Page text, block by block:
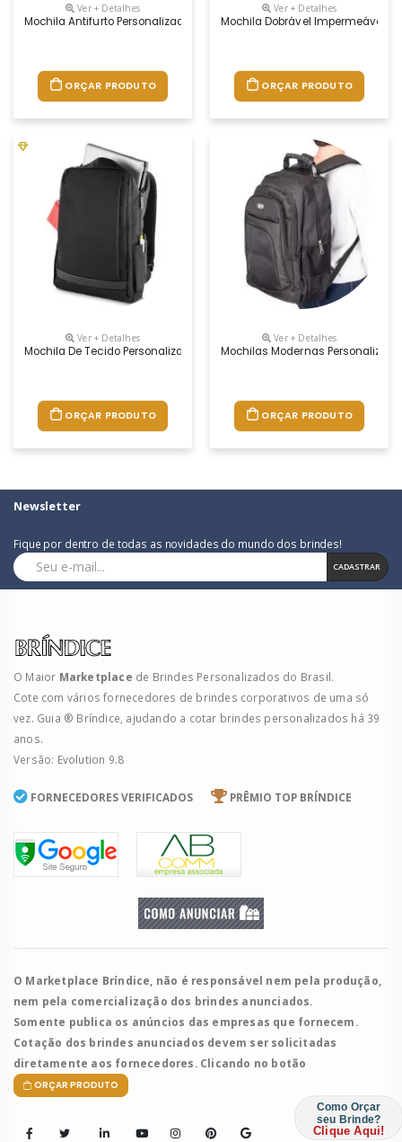
Ver + Detalhes
Mochila Antifurto Personalizada Para Brindes, Medidas 44 X 30 X 11cm,
ORÇAR PRODUTO
Ver + Detalhes
Mochila Dobrável Impermeável
ORÇAR PRODUTO
Ver + Detalhes
Mochila De Tecido Personalizada, Dimensões 49 X 65 X 25cm, Peso
ORÇAR PRODUTO
Ver + Detalhes
Mochilas Modernas
ORÇAR PRODUTO
Newsletter
Fique por dentro de todas as novidades do mundo dos brindes!
CADASTRAR
O Maior Marketplace de Brindes Personalizados do Brasil.
Cote com vários fornecedores de brindes corporativos de uma só
vez. Guia ® Bríndice, ajudando a cotar brindes personalizados há 39
anos.
Versão: Evolution 9.8
FORNECEDORES VERIFICADOS PRÊMIO TOP BRÍNDICE
O Marketplace Bríndice, não é responsável nem pela produção,
nem pela comercialização dos brindes anunciados.
Somente publica os anúncios das empresas que fornecem.
Cotação dos brindes anunciados devem ser solicitadas
diretamente aos fornecedores. Clicando no botão
ORÇAR PRODUTO
Como Orçar
seu Brinde?
Clique Aqui!